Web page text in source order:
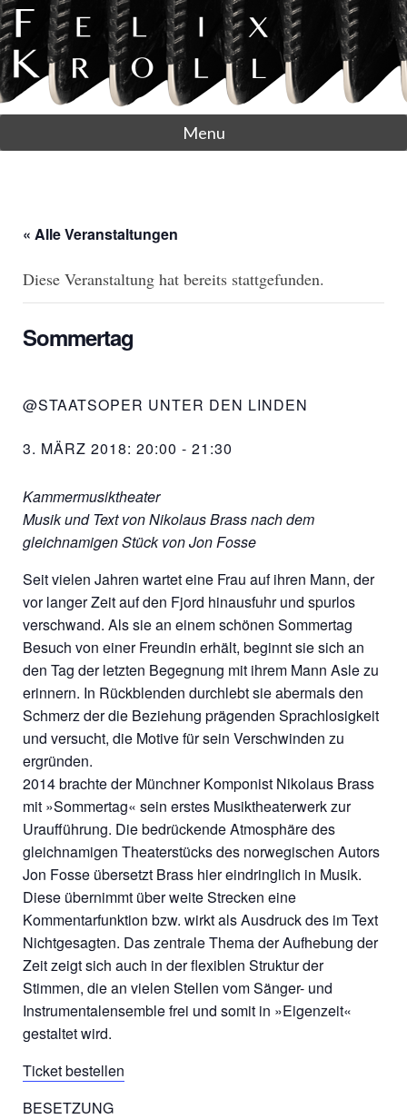
Menu
« Alle Veranstaltungen
Diese Veranstaltung hat bereits stattgefunden.
Sommertag
@STAATSOPER UNTER DEN LINDEN
3. MÄRZ 2018: 20:00 - 21:30
Kammermusiktheater
Musik und Text von Nikolaus Brass nach dem
gleichnamigen Stück von Jon Fosse
Seit vielen Jahren wartet eine Frau auf ihren Mann, der
vor langer Zeit auf den Fjord hinausfuhr und spurlos
verschwand. Als sie an einem schönen Sommertag
Besuch von einer Freundin erhält, beginnt sie sich an
den Tag der letzten Begegnung mit ihrem Mann Asle zu
erinnern. In Rückblenden durchlebt sie abermals den
Schmerz der die Beziehung prägenden Sprachlosigkeit
und versucht, die Motive für sein Verschwinden zu
ergründen.
2014 brachte der Münchner Komponist Nikolaus Brass
mit »Sommertag« sein erstes Musiktheaterwerk zur
Uraufführung. Die bedrückende Atmosphäre des
gleichnamigen Theaterstücks des norwegischen Autors
Jon Fosse übersetzt Brass hier eindringlich in Musik.
Diese übernimmt über weite Strecken eine
Kommentarfunktion bzw. wirkt als Ausdruck des im Text
Nichtgesagten. Das zentrale Thema der Aufhebung der
Zeit zeigt sich auch in der flexiblen Struktur der
Stimmen, die an vielen Stellen vom Sänger- und
Instrumentalensemble frei und somit in »Eigenzeit«
gestaltet wird.
Ticket bestellen
BESETZUNG